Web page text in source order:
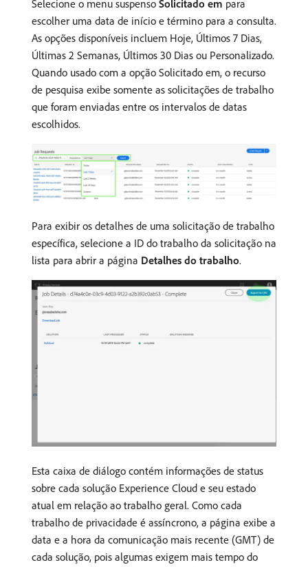
Selecione o menu suspenso Solicitado em para
escolher uma data de início e término para a consulta.
As opções disponíveis incluem Hoje, Últimos 7 Dias,
Últimas 2 Semanas, Últimos 30 Dias ou Personalizado.
Quando usado com a opção Solicitado em, o recurso
de pesquisa exibe somente as solicitações de trabalho
que foram enviadas entre os intervalos de datas
escolhidos.
Para exibir os detalhes de uma solicitação de trabalho
específica, selecione a ID do trabalho da solicitação na
lista para abrir a página Detalhes do trabalho.
Esta caixa de diálogo contém informações de status
sobre cada solução Experience Cloud e seu estado
atual em relação ao trabalho geral. Como cada
trabalho de privacidade é assíncrono, a página exibe a
data e a hora da comunicação mais recente (GMT) de
cada solução, pois algumas exigem mais tempo do